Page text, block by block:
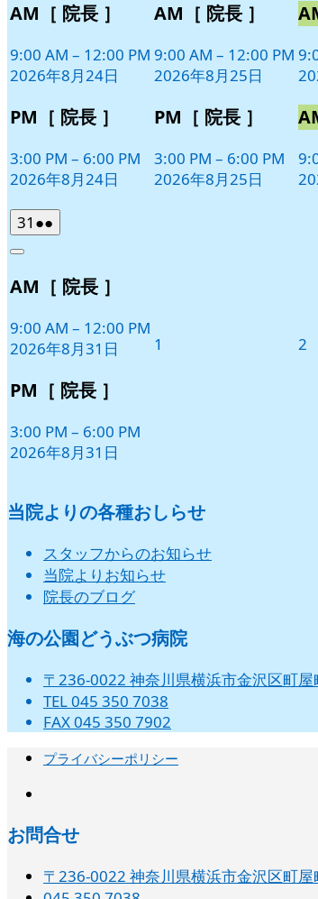
月
日
イ
ン
ト)
AM［ 院長 ］
9:00 AM – 12:00 PM
2026年8月24日
PM［ 院長 ］
3:00 PM – 6:00 PM
2026年8月24日
月
日
イ
ン
ト)
AM［ 院長 ］
9:00 AM – 12:00 PM
2026年8月25日
PM［ 院長 ］
3:00 PM – 6:00 PM
2026年8月25日
31 2026
年
月
日
●●
件
イ
ン
ト)
Close
AM［ 院長 ］
9:00 AM – 12:00 PM
2026年8月31日
PM［ 院長 ］
3:00 PM – 6:00 PM
2026年8月31日
1 2
当院よりの各種おしらせ
スタッフからのお知らせ
当院よりお知らせ
院長のブログ
海の公園どうぶつ病院
〒236-0022 神奈川県横浜市金沢区町屋
TEL 045 350 7038
FAX 045 350 7902
プライバシーポリシー
お問合せ
〒236-0022 神奈川県横浜市金沢区町屋